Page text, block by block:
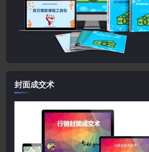
封面成交术